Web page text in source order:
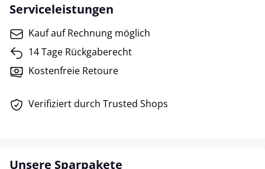
Serviceleistungen
Kauf auf Rechnung möglich
14 Tage Rückgaberecht
Kostenfreie Retoure
Verifiziert durch Trusted Shops
Unsere Sparpakete